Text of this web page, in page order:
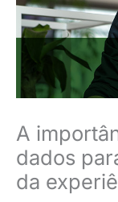
A
dados
da